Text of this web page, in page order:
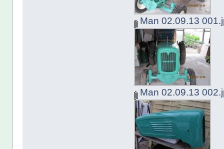
Man 02.09.13
Man 02.09.13